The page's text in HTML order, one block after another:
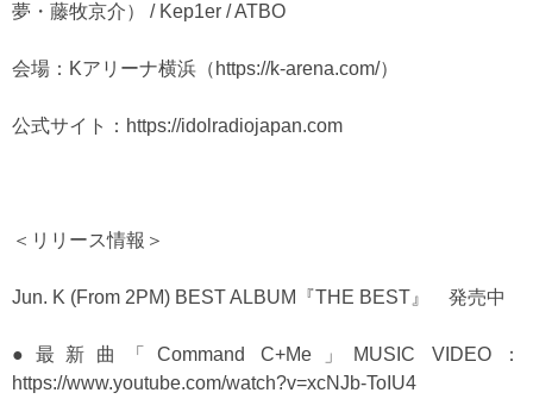
夢・藤牧京介） / Kep1er / ATBO
会場：Kアリーナ横浜（https://k-arena.com/）
公式サイト： https://idolradiojapan.com
＜リリース情報＞
Jun. K (From 2PM) BEST ALBUM『THE BEST』 発売中
●最新曲「Command C+Me」MUSIC VIDEO：
https://www.youtube.com/watch?v=xcNJb-ToIU4